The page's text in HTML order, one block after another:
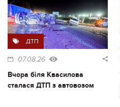
ДТП
07.08.26
Вчора біля Квасилова
сталася ДТП з автовозом